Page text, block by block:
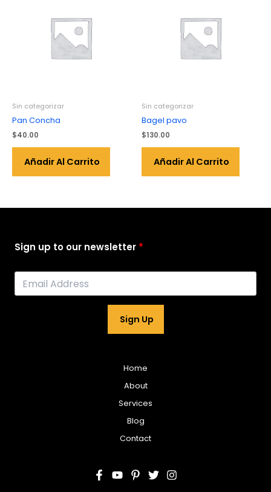
Sin categorizar
Pan Concha
$40.00
Añadir Al Carrito
Sin categorizar
Bagel pavo
$130.00
Añadir Al Carrito
Sign up to our newsletter
Sign Up
Home
About
Services
Blog
Contact